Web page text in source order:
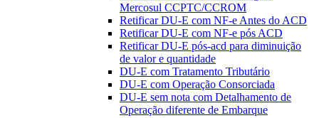
Mercosul CCPTC/CCROM
Retificar DU-E com NF-e Antes do ACD
Retificar DU-E com NF-e pós ACD
Retificar DU-E pós-acd para diminuição
de valor e quantidade
DU-E com Tratamento Tributário
DU-E com Operação Consorciada
DU-E sem nota com Detalhamento de
Operação diferente de Embarque